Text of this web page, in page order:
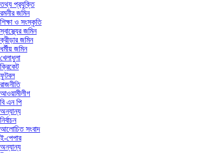
তথ্য প্রযুক্তি
রমনীর জমিন
শিক্ষা ও সংস্কৃতি
স্বাস্থ্যের জমিন
ক্রীড়ার জমিন
ধর্মীয় জমিন
খেলাধুলা
ক্রিকেট
ফুটবল
রাজনীতি
আওয়ামীলীগ
বি এন পি
অন্যান্য
নির্বাচন
আলোচিত সংবাদ
ই-পেপার
অন্যান্য